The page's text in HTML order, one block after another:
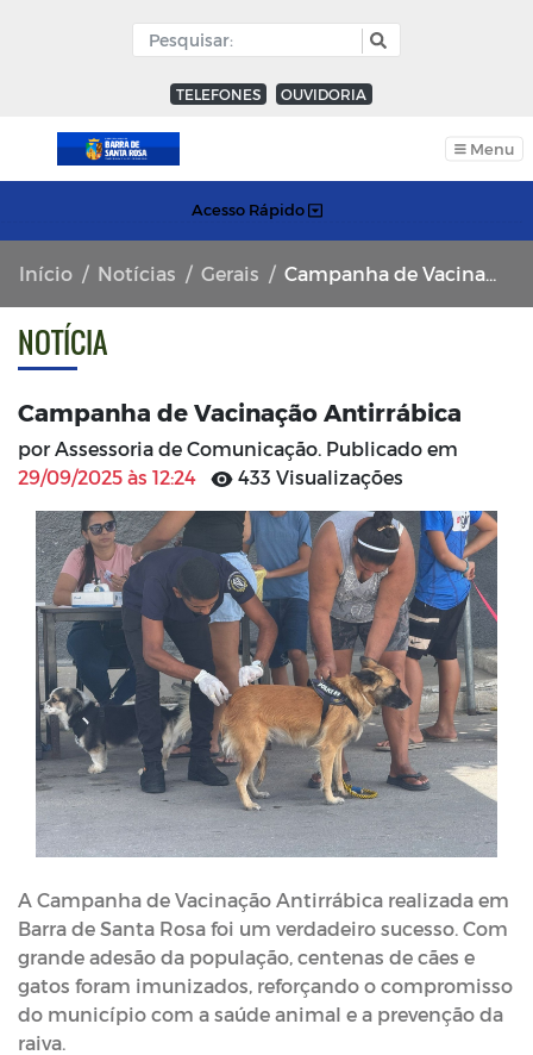
TELEFONES OUVIDORIA
Menu
Acesso Rápido
Início Notícias Gerais Campanha de Vacinação Antirrábica
NOTÍCIA
Campanha de Vacinação Antirrábica
por Assessoria de Comunicação. Publicado em
29/09/2025 às 12:24
433 Visualizações
A Campanha de Vacinação Antirrábica realizada em
Barra de Santa Rosa foi um verdadeiro sucesso. Com
grande adesão da população, centenas de cães e
gatos foram imunizados, reforçando o compromisso
do município com a saúde animal e a prevenção da
raiva.